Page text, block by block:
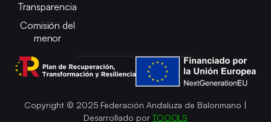
Transparencia
Comisión del
menor
Copyright © 2025 Federación Andaluza de Balonmano |
Desarrollado por TOOOLS